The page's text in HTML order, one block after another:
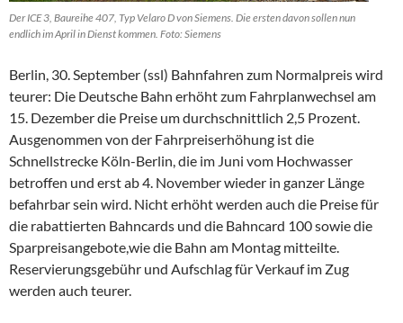
Der ICE 3, Baureihe 407, Typ Velaro D von Siemens. Die ersten davon sollen nun
endlich im April in Dienst kommen. Foto: Siemens
Berlin, 30. September (ssl) Bahnfahren zum Normalpreis wird
teurer: Die Deutsche Bahn erhöht zum Fahrplanwechsel am
15. Dezember die Preise um durchschnittlich 2,5 Prozent.
Ausgenommen von der Fahrpreiserhöhung ist die
Schnellstrecke Köln-Berlin, die im Juni vom Hochwasser
betroffen und erst ab 4. November wieder in ganzer Länge
befahrbar sein wird. Nicht erhöht werden auch die Preise für
die rabattierten Bahncards und die Bahncard 100 sowie die
Sparpreisangebote,wie die Bahn am Montag mitteilte.
Reservierungsgebühr und Aufschlag für Verkauf im Zug
werden auch teurer.